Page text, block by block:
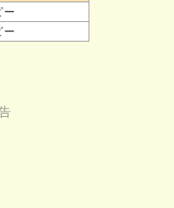
ー
ー